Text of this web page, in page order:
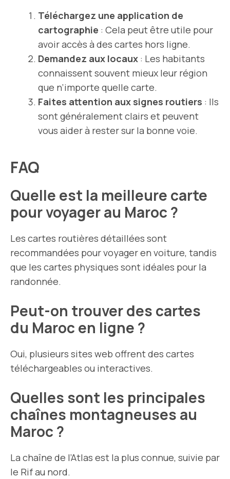
Téléchargez une application de
cartographie : Cela peut être utile pour
avoir accès à des cartes hors ligne.
Demandez aux locaux : Les habitants
connaissent souvent mieux leur région
que n’importe quelle carte.
Faites attention aux signes routiers : Ils
sont généralement clairs et peuvent
vous aider à rester sur la bonne voie.
FAQ
Quelle est la meilleure carte
pour voyager au Maroc ?
Les cartes routières détaillées sont
recommandées pour voyager en voiture, tandis
que les cartes physiques sont idéales pour la
randonnée.
Peut-on trouver des cartes
du Maroc en ligne ?
Oui, plusieurs sites web offrent des cartes
téléchargeables ou interactives.
Quelles sont les principales
chaînes montagneuses au
Maroc ?
La chaîne de l’Atlas est la plus connue, suivie par
le Rif au nord.